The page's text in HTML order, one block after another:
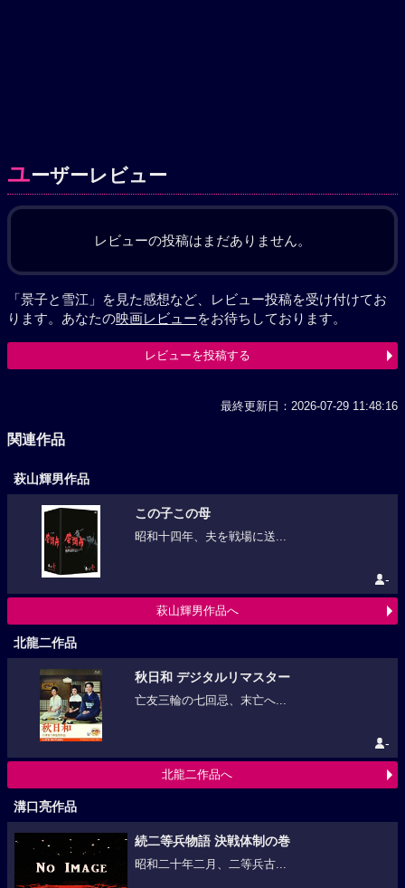
ユーザーレビュー
レビューの投稿はまだありません。
「景子と雪江」を見た感想など、レビュー投稿を受け付けてお
ります。あなたの映画レビューをお待ちしております。
レビューを投稿する
最終更新日：2026-07-29 11:48:16
関連作品
萩山輝男作品
この子この母
昭和十四年、夫を戦場に送...
-
萩山輝男作品へ
北龍二作品
秋日和 デジタルリマスター
亡友三輪の七回忌、末亡へ...
-
北龍二作品へ
溝口亮作品
続二等兵物語 決戦体制の巻
昭和二十年二月、二等兵古...